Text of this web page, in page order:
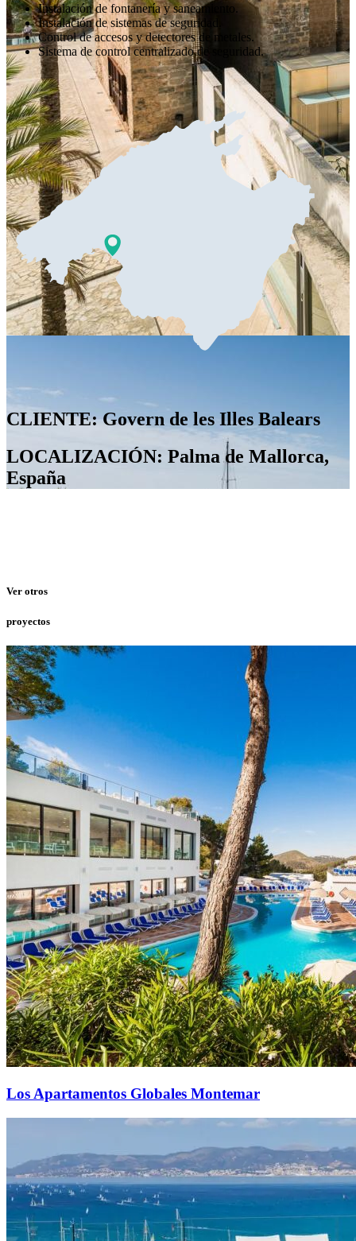
Instalación de fontanería y saneamiento.
Instalación de sistemas de seguridad.
Control de accesos y detectores de metales.
Sistema de control centralizado de seguridad.
CLIENTE: Govern de les Illes Balears
LOCALIZACIÓN: Palma de Mallorca,
España
Ver otros
proyectos
Los Apartamentos Globales Montemar